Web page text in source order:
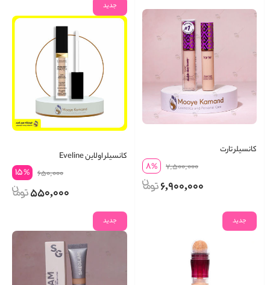
کانسیلر تارت
7,500,000
8%
6,900,000
جدید
کانسیلر اولاین Eveline
650,000
15%
550,000
جدید جدید